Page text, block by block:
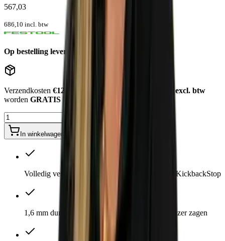
567,03
686,10 incl. btw
Op bestelling leverbaar
Verzendkosten €12,50
boven de €750,- excl. btw
worden GRATIS bezorgd
In winkelwagen
Volledig vermogen met één accu en intelligente KickbackStop
1,6 mm dunne zaagbladen voor sneller en preciezer zagen